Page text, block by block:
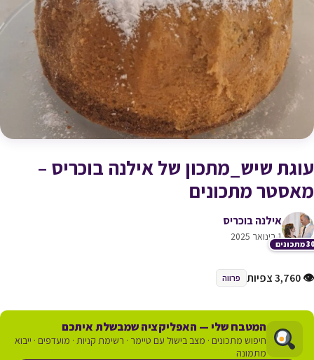
עוגת שיש_מתכון של אילנה בוכריס –
מאסטר מתכונים
אילנה בוכריס
1 בינואר 2025
👁 3,760 צפיות פרווה
המטבח שלי — האפליקציה שמבשלת איתכם
חיפוש מתכונים · מצב בישול עם טיימר · רשימת קניות · מועדפים · ייבוא
מתמונה